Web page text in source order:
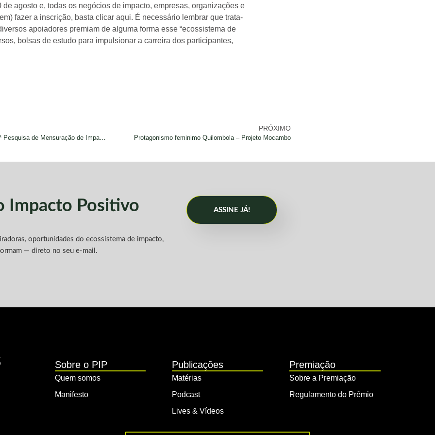
agosto e, todas os negócios de impacto, empresas, organizações e
fazer a inscrição, basta clicar aqui. É necessário lembrar que trata-
apoiadores premiam de alguma forma esse “ecossistema de
bolsas de estudo para impulsionar a carreira dos participantes,
Central da Visão realiza 1ª Pesquisa de Mensuração de Impacto Social
PRÓXIMO
Protagonismo feminimo Quilombola – Projeto Mocambo
Impacto Positivo
oportunidades do ecossistema de impacto,
— direto no seu e-mail.
ASSINE JÁ!
Sobre o PIP
Quem somos
Manifesto
Publicações
Matérias
Podcast
Lives & Vídeos
Premiação
Sobre a Premiação
Regulamento do Prêmio